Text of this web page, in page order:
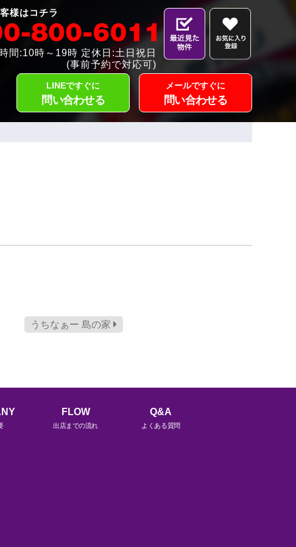
様はコチラ
間:10時～19時 定休日:土日祝日
(事前予約で対応可)
LINEですぐに
問い合わせる
メールですぐに
問い合わせる
うちなぁー 島の家
FLOW
出店までの流れ
Q&A
よくある質問